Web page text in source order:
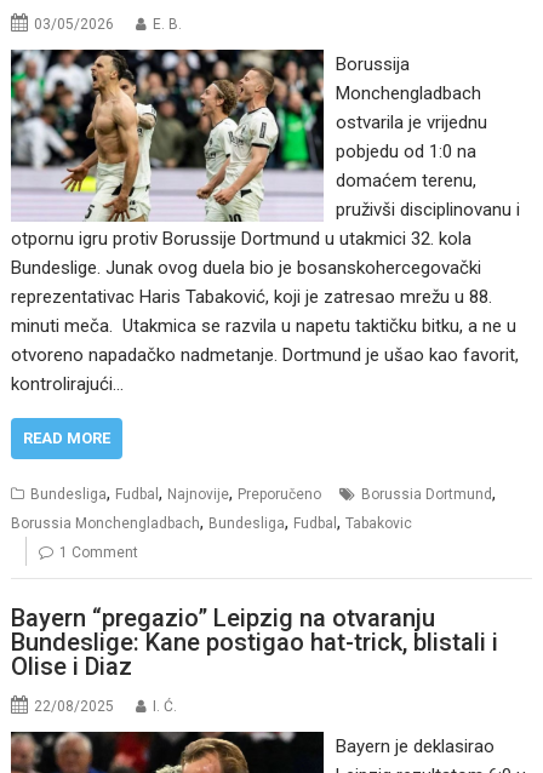
03/05/2026 E. B.
Borussija
Monchengladbach
ostvarila je vrijednu
pobjedu od 1:0 na
domaćem terenu,
pruživši disciplinovanu i
otpornu igru ​​​​protiv Borussije Dortmund u utakmici 32. kola
Bundeslige. Junak ovog duela bio je bosanskohercegovački
reprezentativac Haris Tabaković, koji je zatresao mrežu u 88.
minuti meča. Utakmica se razvila u napetu taktičku bitku, a ne u
otvoreno napadačko nadmetanje. Dortmund je ušao kao favorit,
kontrolirajući…
READ MORE
Bundesliga, Fudbal, Najnovije, Preporučeno Borussia Dortmund,
Borussia Monchengladbach, Bundesliga, Fudbal,Tabakovic
1 Comment
Bayern “pregazio” Leipzig na otvaranju
Bundeslige: Kane postigao hat-trick, blistali i
Olise i Diaz
22/08/2025 I. Ć.
Bayern je deklasirao